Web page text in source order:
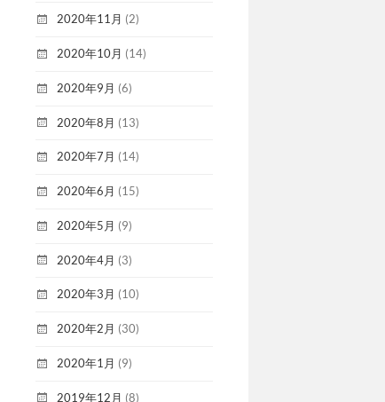
2020年11月 (2)
2020年10月 (14)
2020年9月 (6)
2020年8月 (13)
2020年7月 (14)
2020年6月 (15)
2020年5月 (9)
2020年4月 (3)
2020年3月 (10)
2020年2月 (30)
2020年1月 (9)
2019年12月 (8)